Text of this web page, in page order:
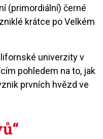
(primordiální) černé
krátce po Velkém
univerzity v
pohledem na to, jak
prvních hvězd ve